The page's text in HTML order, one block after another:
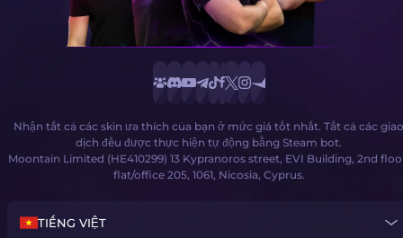
Nhận tất cả các skin ưa thích của bạn ở mức giá tốt nhất. Tất cả các giao
dịch đều được thực hiện tự động bằng Steam bot.
Moontain Limited (HE410299) 13 Kypranoros street, EVI Building, 2nd
flat/office 205, 1061, Nicosia, Cyprus.
TIẾNG VIỆT